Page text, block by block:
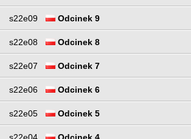
s22e09 Odcinek 9
s22e08 Odcinek 8
s22e07 Odcinek 7
s22e06 Odcinek 6
s22e05 Odcinek 5